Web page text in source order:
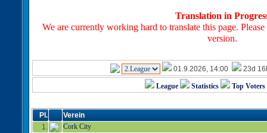
Translation in
We are currently working hard to translate this page.
version.
01.9.2026, 14:00 23d
League Statistics Top Voters
Pl.
Verein
1.
Cork City